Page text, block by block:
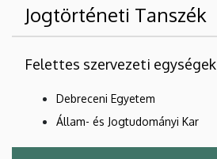
Jogtörténeti Tanszék
Felettes szervezeti egységek
Debreceni Egyetem
Állam- és Jogtudományi Kar